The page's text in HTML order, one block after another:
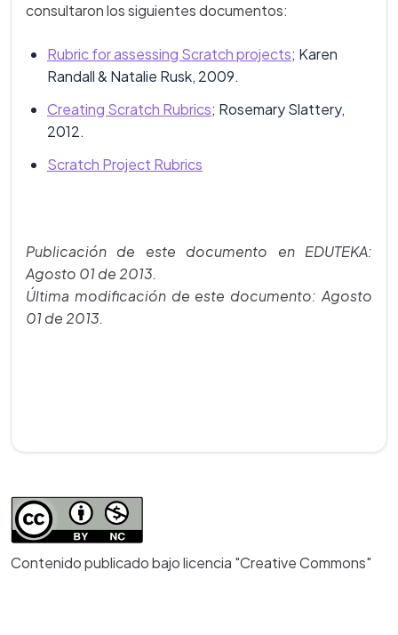
consultaron los siguientes documentos:
Rubric for assessing Scratch projects; Karen
Randall & Natalie Rusk, 2009.
Creating Scratch Rubrics; Rosemary Slattery,
2012.
Scratch Project Rubrics
Publicación de este documento en EDUTEKA:
Agosto 01 de 2013.
Última modificación de este documento: Agosto
01 de 2013.
Contenido publicado bajo licencia "Creative Commons"